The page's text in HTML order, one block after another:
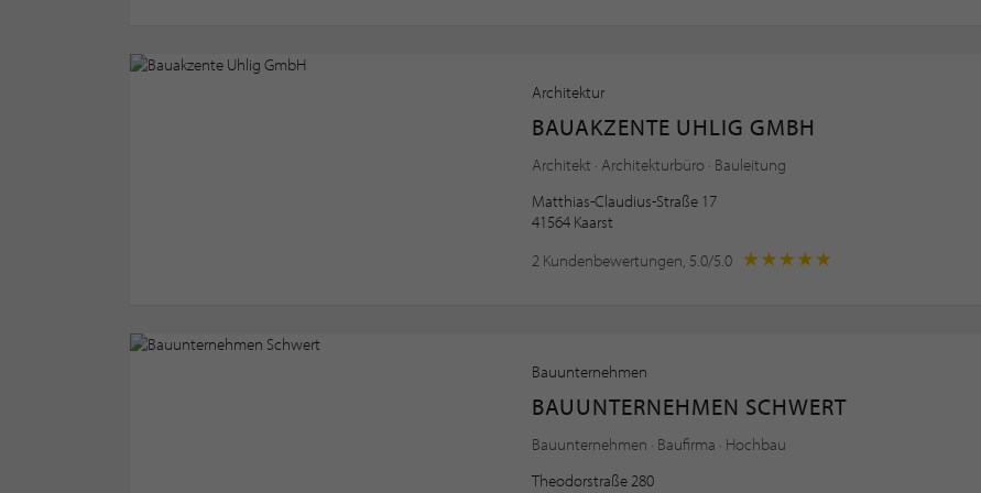
Architektur
BAUAKZENTE UHLIG GMBH
Architekt · Architekturbüro · Bauleitung
Matthias-Claudius-Straße 17
41564 Kaarst
2 Kundenbewertungen, 5.0/5.0
Bauunternehmen
BAUUNTERNEHMEN SCHWERT
Bauunternehmen · Baufirma · Hochbau
Theodorstraße 280